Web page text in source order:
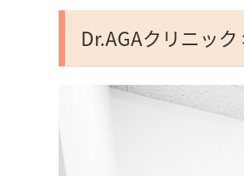
Dr.AGAクリニッ